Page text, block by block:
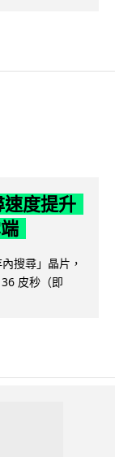
度提升
搜尋」晶片，
皮秒（即